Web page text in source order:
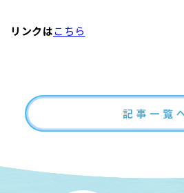
リンクはこちら